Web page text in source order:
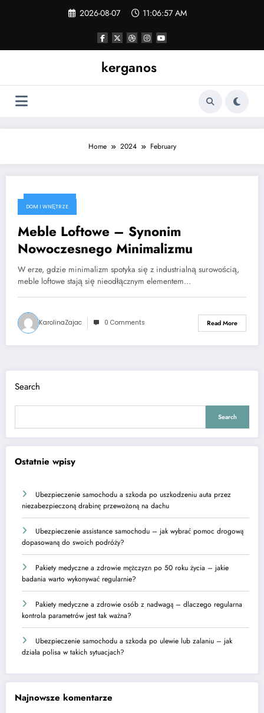
2026-08-07 11:06:58 AM
kerganos
Home 2024 February
2024-02-13
DOM I WNĘTRZE
Meble Loftowe – Synonim
Nowoczesnego Minimalizmu
W erze, gdzie minimalizm spotyka się z industrialną surowością,
meble loftowe stają się nieodłącznym elementem…
KarolinaZajac 0 Comments Read More
Search
Search
Ostatnie wpisy
Ubezpieczenie samochodu a szkoda po uszkodzeniu auta przez
niezabezpieczoną drabinę przewożoną na dachu
Ubezpieczenie assistance samochodu – jak wybrać pomoc drogową
dopasowaną do swoich podróży?
Pakiety medyczne a zdrowie mężczyzn po 50 roku życia – jakie
badania warto wykonywać regularnie?
Pakiety medyczne a zdrowie osób z nadwagą – dlaczego regularna
kontrola parametrów jest tak ważna?
Ubezpieczenie samochodu a szkoda po ulewie lub zalaniu – jak
działa polisa w takich sytuacjach?
Najnowsze komentarze